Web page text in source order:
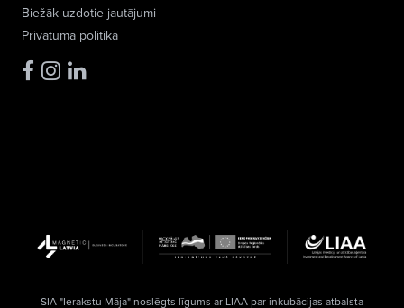
Biežāk uzdotie jautājumi
Privātuma politika
SIA "Ierakstu Māja" noslēgts līgums ar LIAA par inkubācijas atbalsta